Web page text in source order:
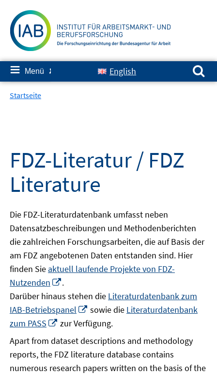
zum
Inhalt
≡ Menü ✘ English
Suchen nach:
Startseite
FDZ-Literatur / FDZ
Literature
Die FDZ-Literaturdatenbank umfasst neben
Datensatzbeschreibungen und Methodenberichten
die zahlreichen Forschungsarbeiten, die auf Basis der
am FDZ angebotenen Daten entstanden sind. Hier
finden Sie aktuell laufende Projekte von FDZ-
Nutzenden
neuem
Fenster
öffnen
.
Darüber hinaus stehen die Literaturdatenbank zum
IAB-Betriebspanel
In
neuem
Fenster
öffnen
sowie die Literaturdatenbank
zum PASS
In
Fenster
öffnen
zur Verfügung.
Apart from dataset descriptions and methodology
reports, the FDZ literature database contains
numerous research papers written on the basis of the